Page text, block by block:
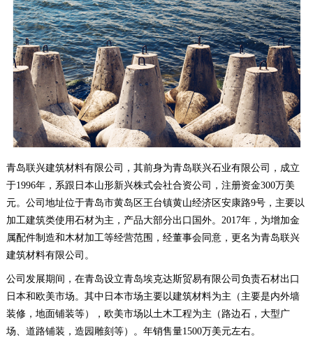
青岛联兴建筑材料有限公司，其前身为青岛联兴石业有限公司，成立
于1996年，系跟日本山形新兴株式会社合资公司，注册资金300万美
元。公司地址位于青岛市黄岛区王台镇黄山经济区安康路9号，主要以
加工建筑类使用石材为主，产品大部分出口国外。2017年，为增加金
属配件制造和木材加工等经营范围，经董事会同意，更名为青岛联兴
建筑材料有限公司。
公司发展期间，在青岛设立青岛埃克达斯贸易有限公司负责石材出口
日本和欧美市场。其中日本市场主要以建筑材料为主（主要是内外墙
装修，地面铺装等），欧美市场以土木工程为主（路边石，大型广
场、道路铺装，造园雕刻等）。年销售量1500万美元左右。